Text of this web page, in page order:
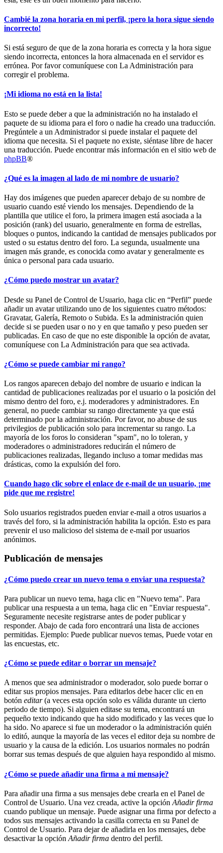
Cambié la zona horaria en mi perfil, ¡pero la hora sigue siendo
incorrecto!
Si está seguro de que de la zona horaria es correcta y la hora sigue
siendo incorrecta, entonces la hora almacenada en el servidor es
errónea. Por favor comuníquese con La Administración para
corregir el problema.
¡Mi idioma no está en la lista!
Esto se puede deber a que la administración no ha instalado el
paquete de su idioma para el foro o nadie ha creado una traducción.
Pregúntele a un Administrador si puede instalar el paquete del
idioma que necesita. Si el paquete no existe, siéntase libre de hacer
una traducción. Puede encontrar más información en el sitio web de
phpBB®
¿Qué es la imagen al lado de mi nombre de usuario?
Hay dos imágenes que pueden aparecer debajo de su nombre de
usuario cuando esté viendo los mensajes. Dependiendo de la
plantilla que utilice el foro, la primera imagen está asociada a la
posición (rank) del usuario, generalmente en forma de estrellas,
bloques o puntos, indicando la cantidad de mensajes publicados por
usted o su estatus dentro del foro. La segunda, usualmente una
imagen más grande, es conocida como avatar y generalmente es
única o personal para cada usuario.
¿Cómo puedo mostrar un avatar?
Desde su Panel de Control de Usuario, haga clic en “Perfil” puede
añadir un avatar utilizando uno de los siguientes cuatro métodos:
Gravatar, Galería, Remoto o Subida. Es la administración quien
decide si se pueden usar o no y en que tamaño y peso pueden ser
publicadas. En caso de que no este disponible la opción de avatar,
comuníquese con La Administración para que sea activada.
¿Cómo se puede cambiar mi rango?
Los rangos aparecen debajo del nombre de usuario e indican la
cantidad de publicaciones realizadas por el usuario o la posición del
mismo dentro del foro, e.j. moderadores y administradores. En
general, no puede cambiar su rango directamente ya que está
determinado por la administración. Por favor, no abuse de sus
privilegios de publicación solo para incrementar su rango. La
mayoría de los foros lo consideran "spam", no lo toleran, y
moderadores o administradores reducirán el número de
publicaciones realizadas, llegando incluso a tomar medidas mas
drásticas, como la expulsión del foro.
Cuando hago clic sobre el enlace de e-mail de un usuario, ¡me
pide que me registre!
Solo usuarios registrados pueden enviar e-mail a otros usuarios a
través del foro, si la administración habilita la opción. Esto es para
prevenir el uso malicioso del sistema de e-mail por usuarios
anónimos.
Publicación de mensajes
¿Cómo puedo crear un nuevo tema o enviar una respuesta?
Para publicar un nuevo tema, haga clic en "Nuevo tema". Para
publicar una respuesta a un tema, haga clic en "Enviar respuesta".
Seguramente necesite registrarse antes de poder publicar y
responder. Abajo de cada foro encontrará una lista de acciones
permitidas. Ejemplo: Puede publicar nuevos temas, Puede votar en
las encuestas, etc.
¿Cómo se puede editar o borrar un mensaje?
A menos que sea administrador o moderador, solo puede borrar o
editar sus propios mensajes. Para editarlos debe hacer clic en en
botón editar(a veces esta opción solo es válida durante un cierto
periodo de tiempo). Si alguien editase su tema, encontrará un
pequeño texto indicando que ha sido modificado y las veces que lo
ha sido. No aparece si fue un moderador o la administración quién
lo editó, aunque la mayoría de las veces el editor deja su nombre de
usuario y la causa de la edición. Los usuarios normales no podrán
borrar sus temas después de que alguien haya respondido al mismo.
¿Cómo se puede añadir una firma a mi mensaje?
Para añadir una firma a sus mensajes debe crearla en el Panel de
Control de Usuario. Una vez creada, active la opción Añadir firma
cuando publique un mensaje. Puede asignar una firma por defecto a
todos sus mensajes activando la casilla correcta en su Panel de
Control de Usuario. Para dejar de añadirla en los mensajes, debe
desactivar la opción Añadir firma dentro del perfil.